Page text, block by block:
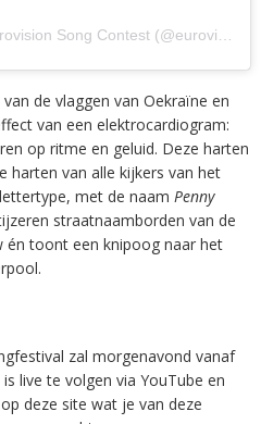
van de vlaggen van Oekraïne en
van een elektrocardiogram:
op ritme en geluid. Deze harten
harten van alle kijkers van het
met de naam Penny
straatnaamborden van de
én toont een knipoog naar het
zal morgenavond vanaf
live te volgen via YouTube en
deze site wat je van deze